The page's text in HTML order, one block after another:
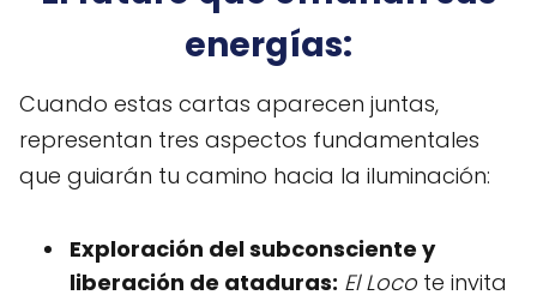
energías:
Cuando estas cartas aparecen juntas,
representan tres aspectos fundamentales
que guiarán tu camino hacia la iluminación:
Exploración del subconsciente y
liberación de ataduras: El Loco te invita